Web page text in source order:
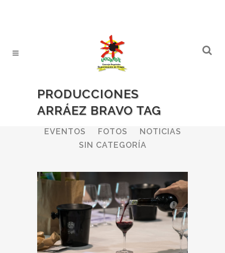
PRODUCCIONES
ARRÁEZ BRAVO TAG
ALL BODEGAS
BOLETINES
EVENTOS
FOTOS
NOTICIAS
SIN CATEGORÍA